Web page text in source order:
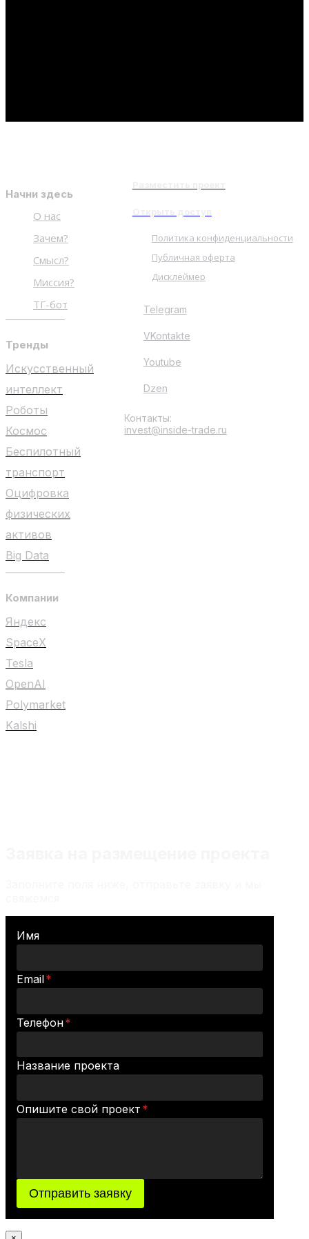
Начни здесь
О нас
Зачем?
Смысл?
Миссия?
ТГ-бот
Тренды
Искусственный
интеллект
Роботы
Космос
Беспилотный
транспорт
Оцифровка
физических
активов
Big Data
Компании
Яндекс
SpaceX
Tesla
OpenAI
Polymarket
Kalshi
Политика конфиденциальности
Публичная оферта
Дисклеймер
Telegram
VKontakte
Youtube
Dzen
Контакты:
invest@inside-trade.ru
Имя
Email*
Телефон*
Название проекта
Опишите свой проект *
Отправить заявку